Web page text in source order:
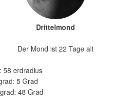
Drittelmond
Der Mond ist 22 Tage alt
58 erdradius
5 Grad
48 Grad